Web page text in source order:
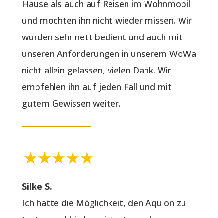
Hause als auch auf Reisen im Wohnmobil
und möchten ihn nicht wieder missen. Wir
wurden sehr nett bedient und auch mit
unseren Anforderungen in unserem WoWa
nicht allein gelassen, vielen Dank. Wir
empfehlen ihn auf jeden Fall und mit
gutem Gewissen weiter.
Silke S.
Ich hatte die Möglichkeit, den Aquion zu